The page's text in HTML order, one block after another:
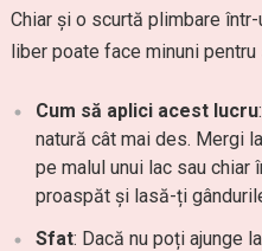
Chiar și o scurtă plimbare
liber poate face minuni
Cum să aplici acest lucru
natură cât mai des. Mergi
pe malul unui lac sau chiar
proaspăt și lasă-ți
Sfat: Dacă nu poți ajunge